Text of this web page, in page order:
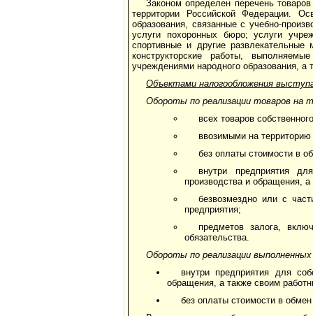
Законом определен перечень
территории Российской Феде­рации.
образования, связанные с учебно-
услуги похоронных бюро; услуги
спортивные и другие
конструктор­ские работы,
учреждениями народного образования,
Объектами налогообложения
Обороты по реализации товаров на
всех товаров
ввозимыми на
без оплаты стоимости в
внутри предприятия
производства и обращения,
безвозмездно или с
предприятия;
предметов залога,
обязательства.
Обороты по реализации
внутри предприятия для
обращения, а также своим
без оплаты стоимости в